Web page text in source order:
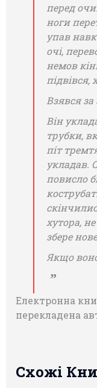
перед
ноги
упав
очі,
немов
Взявся за
Він
трубки,
піт
укладав.
повисло
хутора,
збере
Якщо
Електронна
перекладена
Схожі